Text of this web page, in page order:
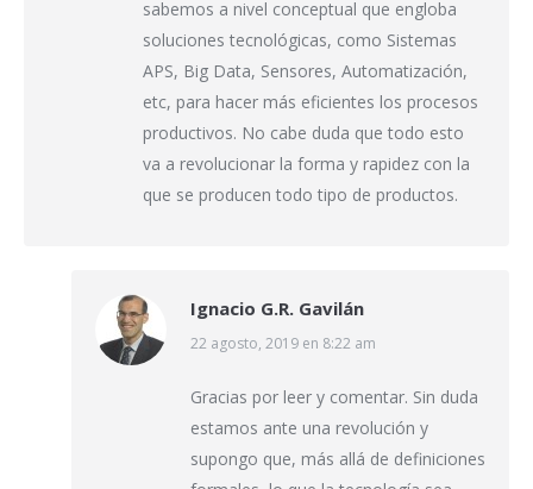
sabemos a nivel conceptual que engloba
soluciones tecnológicas, como Sistemas
APS, Big Data, Sensores, Automatización,
etc, para hacer más eficientes los procesos
productivos. No cabe duda que todo esto
va a revolucionar la forma y rapidez con la
que se producen todo tipo de productos.
Ignacio G.R. Gavilán
dice:
22 agosto, 2019 en 8:22 am
Gracias por leer y comentar. Sin duda
estamos ante una revolución y
supongo que, más allá de definiciones